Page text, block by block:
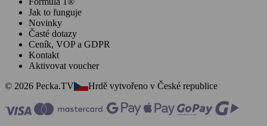
Jak to funguje
Novinky
Časté dotazy
Ceník, VOP a GDPR
Kontakt
Aktivovat voucher
© 2026 Pecka.TV
Hrdě vytvořeno v České republice